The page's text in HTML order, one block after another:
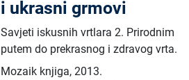
i ukrasni grmovi
Savjeti iskusnih vrtlara 2. Prirodnim
putem do prekrasnog i zdravog vrta.
Mozaik knjiga,2013.